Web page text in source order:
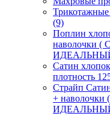
Трикотажные
(9)
Поплин
наволочки
Сатин
плотность
Страйп
+